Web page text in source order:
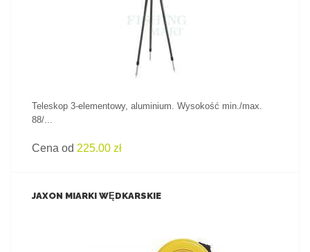
ZOBACZ PRODUKT
Teleskop 3-elementowy, aluminium. Wysokość min./max.
88/...
Cena od 225.00 zł
JAXON MIARKI WĘDKARSKIE